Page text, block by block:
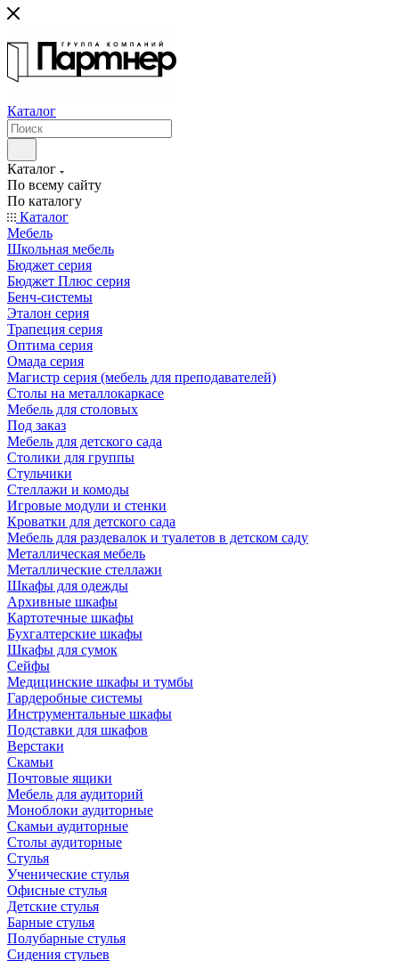
Каталог
Каталог
По всему сайту
По каталогу
Каталог
Мебель
Школьная мебель
Бюджет серия
Бюджет Плюс серия
Бенч-системы
Эталон серия
Трапеция серия
Оптима серия
Омада серия
Магистр серия (мебель для преподавателей)
Столы на металлокаркасе
Мебель для столовых
Под заказ
Мебель для детского сада
Столики для группы
Стульчики
Стеллажи и комоды
Игровые модули и стенки
Кроватки для детского сада
Мебель для раздевалок и туалетов в детском саду
Металлическая мебель
Металлические стеллажи
Шкафы для одежды
Архивные шкафы
Картотечные шкафы
Бухгалтерские шкафы
Шкафы для сумок
Сейфы
Медицинские шкафы и тумбы
Гардеробные системы
Инструментальные шкафы
Подставки для шкафов
Верстаки
Скамьи
Почтовые ящики
Мебель для аудиторий
Моноблоки аудиторные
Скамьи аудиторные
Столы аудиторные
Стулья
Ученические стулья
Офисные стулья
Детские стулья
Барные стулья
Полубарные стулья
Сидения стульев